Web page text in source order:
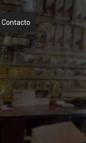
Contacto